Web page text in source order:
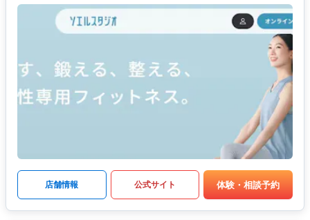
店舗情報 公式サイト 体験・相談予約